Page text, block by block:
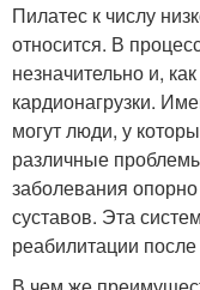
Пилатес к числу
относится. В
незначительно и,
кардионагрузки.
могут люди, у
различные
заболевания
суставов. Эта
реабилитации